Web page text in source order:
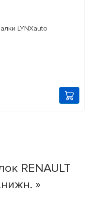
LYNXauto
RENAULT
»